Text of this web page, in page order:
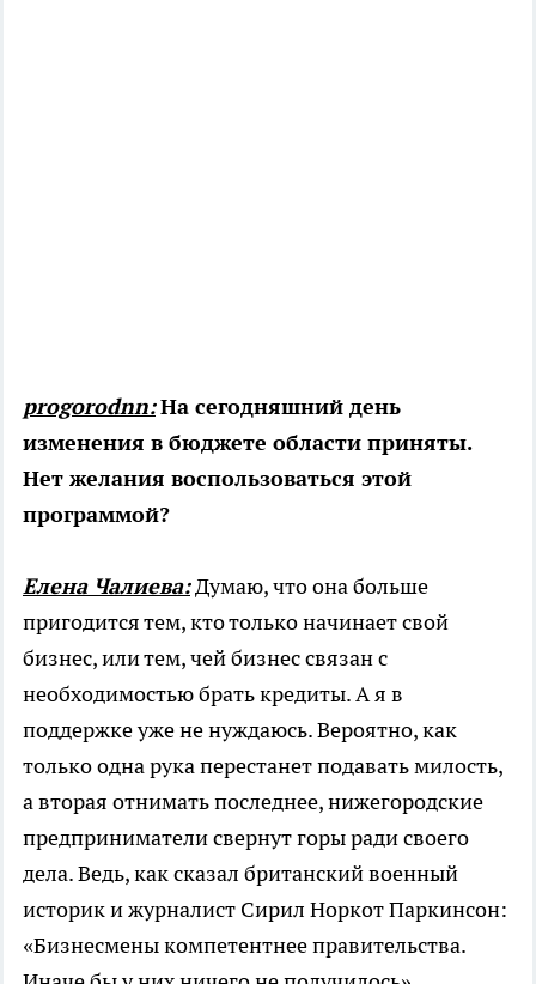
progorodnn:На сегодняшний день
изменения в бюджете области приняты.
Нет желания воспользоваться этой
программой?
Елена Чалиева:Думаю, что она больше
пригодится тем, кто только начинает свой
бизнес, или тем, чей бизнес связан с
необходимостью брать кредиты. А я в
поддержке уже не нуждаюсь. Вероятно, как
только одна рука перестанет подавать милость,
а вторая отнимать последнее, нижегородские
предприниматели свернут горы ради своего
дела. Ведь, как сказал британский военный
историк и журналист Сирил Норкот Паркинсон:
«Бизнесмены компетентнее правительства.